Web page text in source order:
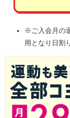
※ご入会月の
用となり日割